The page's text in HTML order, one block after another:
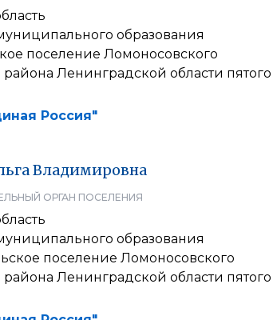
образования
поселение Ломоносовского
Ленинградской области пятого
Россия"
Владимировна
ОРГАН ПОСЕЛЕНИЯ
образования
поселение Ломоносовского
Ленинградской области пятого